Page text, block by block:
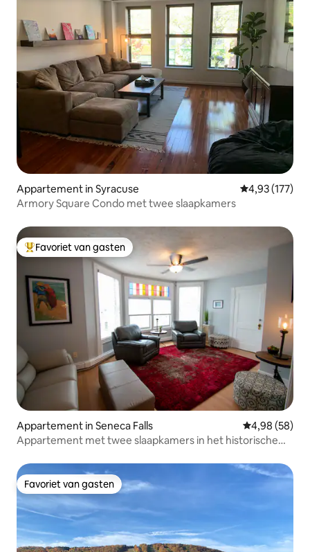
Appartement in Syracuse Gemiddelde
4,93 (177)
Armory Square Condo met twee slaapkamers
Topfavoriet van gasten
Favoriet van gasten
Appartement in Seneca Falls Gemiddelde
4,98 (58)
Appartement met twee slaapkamers in het historische
Favoriet van gasten
Favoriet van gasten